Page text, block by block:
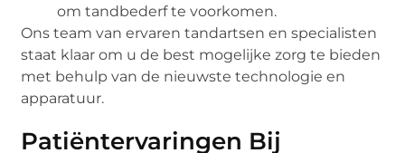
om tandbederf te voorkomen.
Ons team van ervaren tandartsen en specialisten
staat klaar om u de best mogelijke zorg te bieden
met behulp van de nieuwste technologie en
apparatuur.
Patiëntervaringen Bij